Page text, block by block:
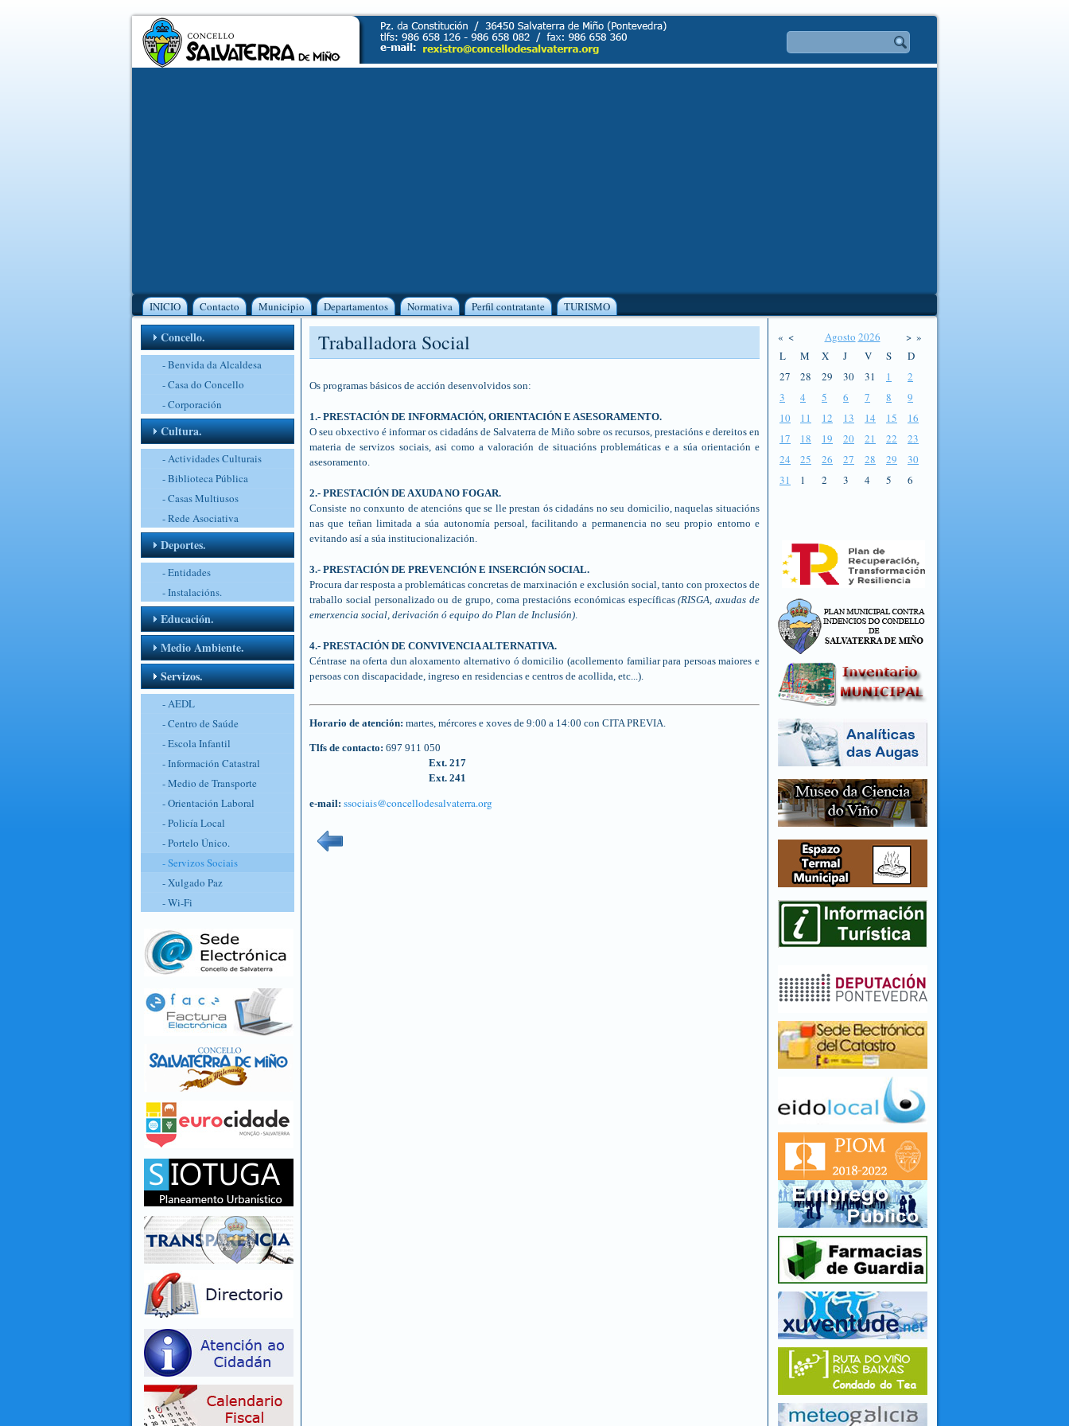
INICIO Contacto Municipio Departamentos Normativa Perfil contratante TURISMO
Concello.
- Benvida da Alcaldesa
- Casa do Concello
- Corporación
Cultura.
- Actividades Culturais
- Biblioteca Pública
- Casas Multiusos
- Rede Asociativa
Deportes.
- Entidades
- Instalacións.
Educación.
Medio Ambiente.
Servizos.
- AEDL
- Centro de Saúde
- Escola Infantil
- Información Catastral
- Medio de Transporte
- Orientación Laboral
- Policía Local
- Portelo Único.
- Servizos Sociais
- Xulgado Paz
- Wi-Fi
Traballadora Social
Os programas básicos de acción desenvolvidos son:
1.- PRESTACIÓN DE INFORMACIÓN, ORIENTACIÓN E ASESORAMENTO.
O seu obxectivo é informar os cidadáns de Salvaterra de Miño sobre os recursos, prestacións e dereitos en
materia de servizos sociais, asi como a valoración de situacións problemáticas e a súa orientación e
asesoramento.
2.- PRESTACIÓN DE AXUDA NO FOGAR.
Consiste no conxunto de atencións que se lle prestan ós cidadáns no seu domicilio, naquelas situacións
nas que teñan limitada a súa autonomía persoal, facilitando a permanencia no seu propio entorno e
evitando así a súa institucionalización.
3.- PRESTACIÓN DE PREVENCIÓN E INSERCIÓN SOCIAL.
Procura dar resposta a problemáticas concretas de marxinación e exclusión social, tanto con proxectos de
traballo social personalizado ou de grupo, coma prestacións económicas específicas(RISGA, axudas de
emerxencia social, derivación ó equipo do Plan de Inclusión).
4.- PRESTACIÓN DE CONVIVENCIA ALTERNATIVA.
Céntrase na oferta dun aloxamento alternativo ó domicilio (acollemento familiar para persoas maiores e
persoas con discapacidade, ingreso en residencias e centros de acollida, etc...).
Horario de atención: martes, mércores e xoves de 9:00 a 14:00 con CITA PREVIA.
Tlfs de contacto: 697 911 050
Ext. 217
Ext. 241
e-mail: ssociais@concellodesalvaterra.org
« < Agosto 2026 > »
L
M X J V S
D
27
28 29 30 31 1
2
3
4 5 6 7 8
9
10
11 12 13 14 15
16
17
18 19 20 21 22
23
24
25 26 27 28 29
30
31
1 2 3 4 5 6